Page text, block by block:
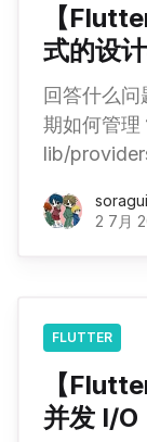
【
式的设
回答什么
期如何管
lib/providers/
Redux、
soragui
2 7月
FLUTTER
【
并发 I/O